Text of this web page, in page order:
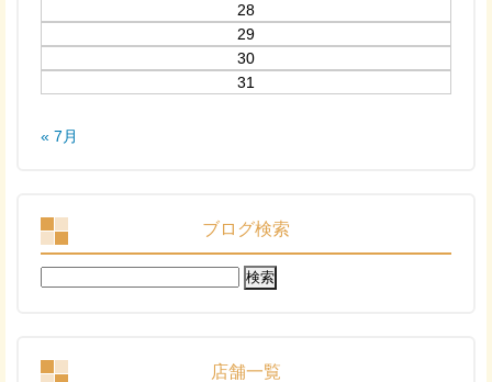
28
29
30
31
« 7月
ブログ検索
検
索:
店舗一覧